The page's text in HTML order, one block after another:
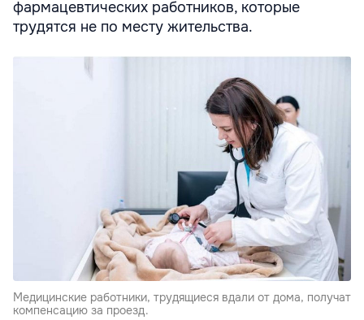
фармацевтических работников, которые
трудятся не по месту жительства.
Медицинские работники, трудящиеся вдали от дома, получат
компенсацию за проезд.